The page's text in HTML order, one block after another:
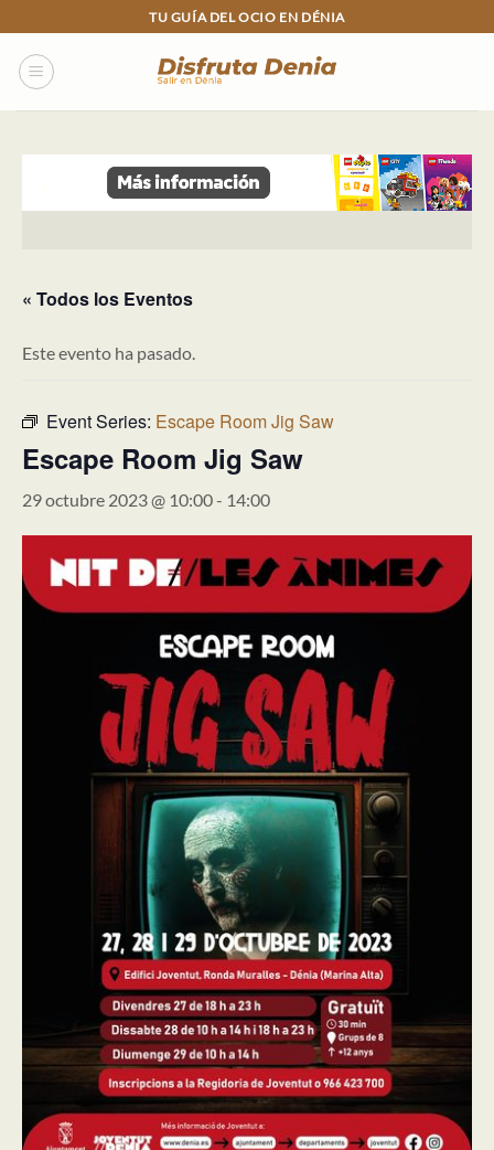
to
content
TU GUÍA DEL OCIO EN DÉNIA
« Todos los Eventos
Este evento ha pasado.
Event Series: Escape Room Jig Saw
Escape Room Jig Saw
29 octubre 2023 @ 10:00- 14:00